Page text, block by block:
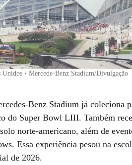
• Mercede-Benz Stadium/Divulgação
Benz Stadium já coleciona
do Super Bowl LIII. Também
norte-americano, além de
Essa experiência pesou na
de 2026.